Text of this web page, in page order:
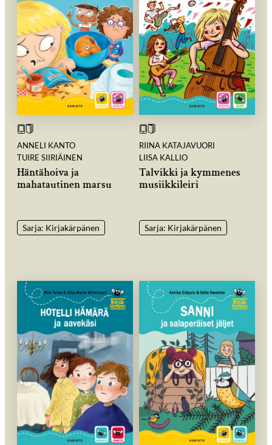
ANNELI KANTO
TUIRE SIIRIÄINEN
Häntähoiva ja
mahatautinen marsu
Sarja: Kirjakärpänen
RIINA KATAJAVUORI
LIISA KALLIO
Talvikki ja kymmenes
musiikkileiri
Sarja: Kirjakärpänen